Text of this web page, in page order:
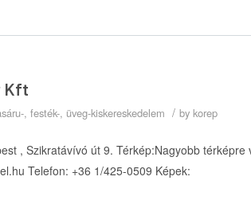
Kft
, festék-, üveg-kiskereskedelem / by korep
, Szikratávívó út 9. Térkép:Nagyobb
Telefon: +36 1/425-0509 Képek: